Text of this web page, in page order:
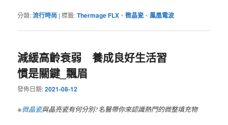
分類:流行時尚 |標籤:Thermage FLX 、微晶瓷 、 鳳凰電波
減緩高齡衰弱 養成良好生活習
慣是關鍵_飄眉
發佈日期:2021-08-12
※微晶瓷與晶亮瓷有何分別?名醫帶你來認識熱門的微整填充物